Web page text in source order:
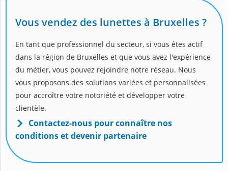
Vous vendez des lunettes à Bruxelles ?
En tant que professionnel du secteur, si vous êtes actif
dans la région de Bruxelles et que vous avez l'expérience
du métier, vous pouvez rejoindre notre réseau. Nous
vous proposons des solutions variées et personnalisées
pour accroître votre notoriété et développer votre
clientèle.
Contactez-nous pour connaître nos
conditions et devenir partenaire